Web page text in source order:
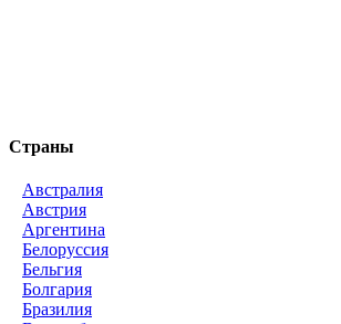
Страны
Австралия
Австрия
Аргентина
Белоруссия
Бельгия
Болгария
Бразилия